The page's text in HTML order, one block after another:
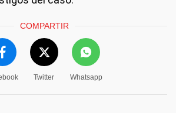
COMPARTIR
Twitter Whatsapp